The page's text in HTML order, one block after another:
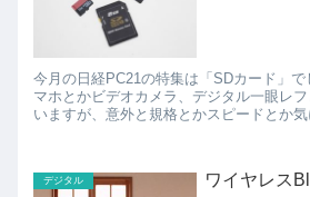
今月の日経PC21の特集は「SDカード」でした。 SDカー
マホとかビデオカメラ、デジタル一眼レ
いますが、意外と規格とかスピードとか気
デジタル ワイヤレス